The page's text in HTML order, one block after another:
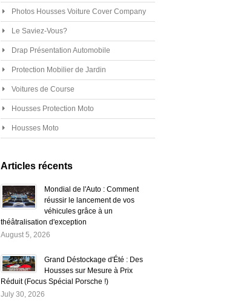
Photos Housses Voiture Cover Company
Le Saviez-Vous?
Drap Présentation Automobile
Protection Mobilier de Jardin
Voitures de Course
Housses Protection Moto
Housses Moto
Articles récents
Mondial de l'Auto : Comment
réussir le lancement de vos
véhicules grâce à un
théâtralisation d'exception
August 5, 2026
Grand Déstockage d'Été : Des
Housses sur Mesure à Prix
Réduit (Focus Spécial Porsche !)
July 30, 2026